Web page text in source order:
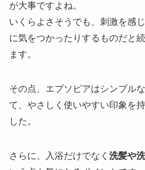
が大事ですよね。
いくらよさそうでも、刺激を感
に気をつかったりするものだと
ます。
その点、エプソピアはシンプル
て、やさしく使いやすい印象を
した。
さらに、入浴だけでなく 洗髪や